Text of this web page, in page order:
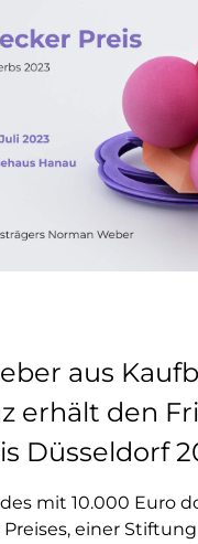
aus
erhält den
Düsseldorf
mit 10.000 Euro
einer